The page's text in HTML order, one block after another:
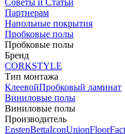
Советы и Статьи
Партнерам
Напольные покрытия
Пробковые полы
Пробковые полы
Бренд
CORKSTYLE
Тип монтажа
КлеевойПробковый ламинат
Виниловые полы
Виниловые полы
Производитель
EnstenBettaIconUnion